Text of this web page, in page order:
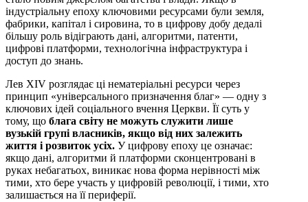
індустріальну епоху ключовими ресурсами були земля,
фабрики, капітал і сировина, то в цифрову добу дедалі
більшу роль відіграють дані, алгоритми, патенти,
цифрові платформи, технологічна інфраструктура і
доступ до знань.
Лев XIV розглядає ці нематеріальні ресурси через
принцип «універсального призначення благ» — одну з
ключових ідей соціального вчення Церкви. Її суть у
тому, що блага світу не можуть служити лише
вузькій групі власників, якщо від них залежить
життя і розвиток усіх. У цифрову епоху це означає:
якщо дані, алгоритми й платформи сконцентровані в
руках небагатьох, виникає нова форма нерівності між
тими, хто бере участь у цифровій революції, і тими, хто
залишається на її периферії.